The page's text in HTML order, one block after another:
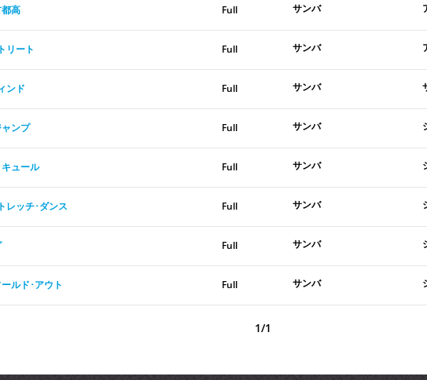
高 Full サンバ
リート Full サンバ
ンド Full サンバ
ンプ Full サンバ
ュール Full サンバ
レッチ･ダンス Full サンバ
Full サンバ
ルド･アウト Full サンバ
1/1